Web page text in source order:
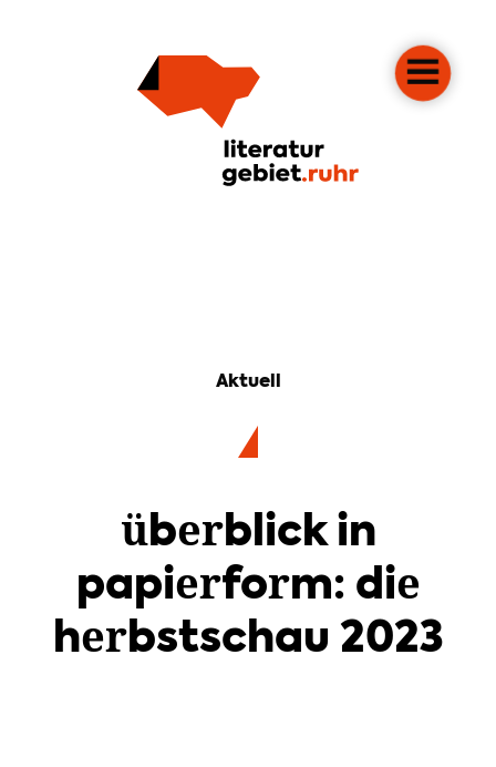
Aktuell
überblick in
papierform: die
herbstschau 2023